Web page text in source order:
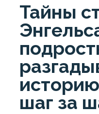
Тайны
шаг за